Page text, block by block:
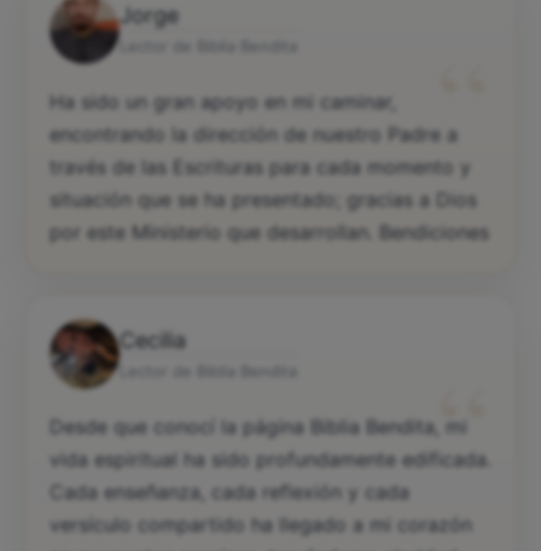
Jorge
“
Ha sido un gran apoyo en mi caminar,
encontrando la dirección de nuestro Padre a
través de las Escrituras para cada momento y
situación que se ha presentado; gracias a Dios
por este Ministerio que desarrollan. Bendiciones
Cecilia
“
Desde que conocí la página Biblia Bendita, mi
vida espiritual ha sido profundamente edificada.
Cada enseñanza, cada reflexión y cada
versículo compartido ha llegado a mi corazón